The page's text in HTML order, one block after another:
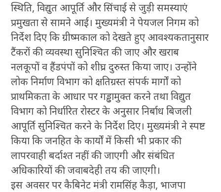
स्थिति, विद्युत आपूर्ति और सिंचाई से जुड़ी समस्याएं
प्रमुखता से सामने आईं। मुख्यमंत्री ने पेयजल निगम को
निर्देश दिए कि ग्रीष्मकाल को देखते हुए आवश्यकतानुसार
टैंकरों की व्यवस्था सुनिश्चित की जाए और खराब
नलकूपों व हैंडपंपों को शीघ्र दुरुस्त किया जाए। उन्होंने
लोक निर्माण विभाग को क्षतिग्रस्त संपर्क मार्गों को
प्राथमिकता के आधार पर गड्ढामुक्त करने तथा विद्युत
विभाग को निर्धारित रोस्टर के अनुसार निर्बाध बिजली
आपूर्ति सुनिश्चित करने के निर्देश दिए। मुख्यमंत्री ने स्पष्ट
किया कि जनहित के कार्यों में किसी भी प्रकार की
लापरवाही बर्दाश्त नहीं की जाएगी और संबंधित
अधिकारियों की जवाबदेही तय की जाएगी।
इस अवसर पर कैबिनेट मंत्री रामसिंह कैड़ा, भाजपा